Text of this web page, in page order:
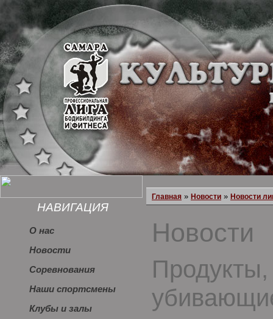
НАВИГАЦИЯ
О нас
Новости
Соревнования
Наши спортсмены
Клубы и залы
Главная » Новости » Новости
Новости
Продукты,